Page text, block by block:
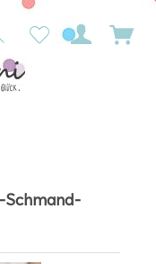
Schmand-